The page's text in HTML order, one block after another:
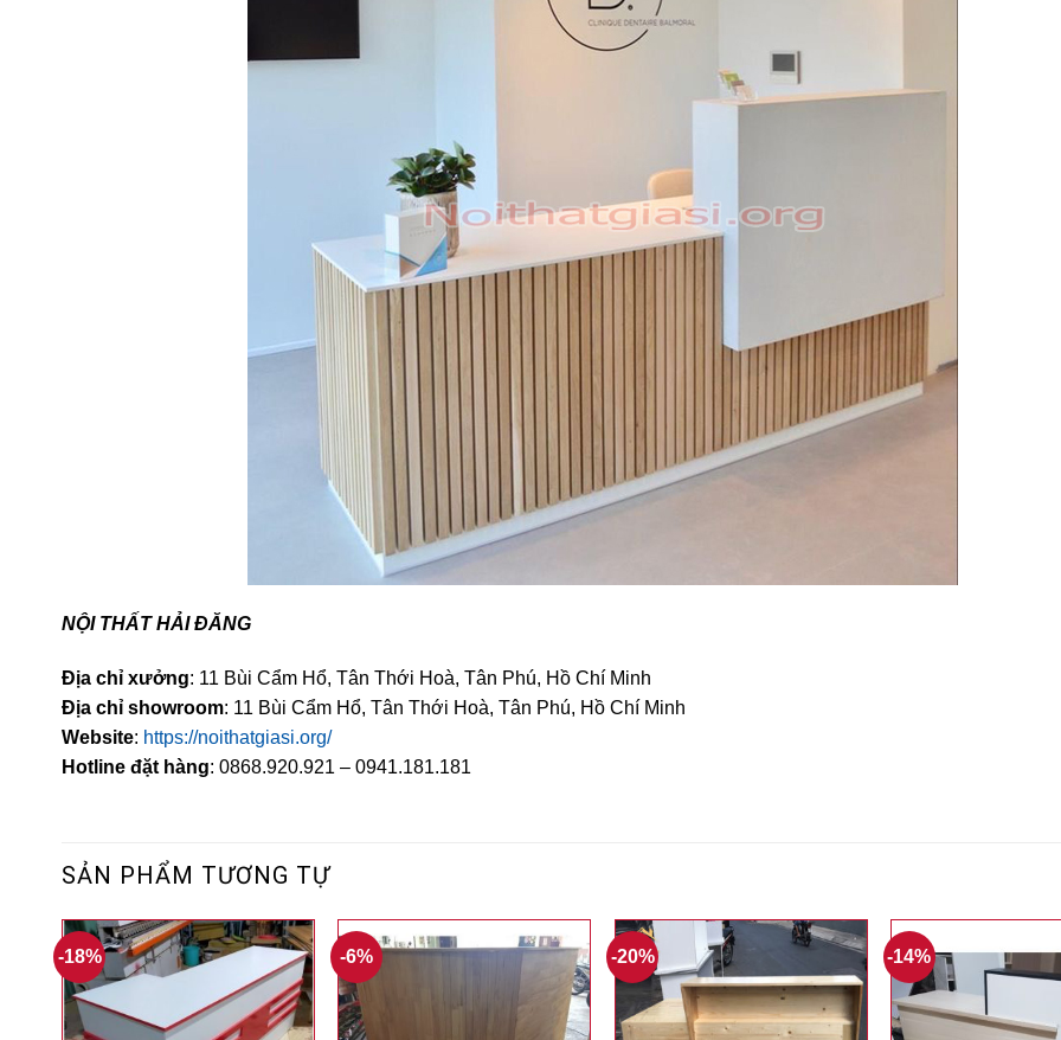
NỘI THẤT HẢI ĐĂNG
Địa chỉ xưởng: 11 Bùi Cẩm Hổ, Tân Thới Hoà, Tân Phú, Hồ Chí Minh
Địa chỉ showroom: 11 Bùi Cẩm Hổ, Tân Thới Hoà, Tân Phú, Hồ Chí Minh
Website: https://noithatgiasi.org/
Hotline đặt hàng: 0868.920.921 – 0941.181.181
SẢN PHẨM TƯƠNG TỰ
-18% -6% -20% -14%